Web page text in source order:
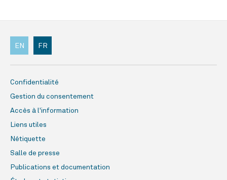
Confidentialité
Gestion du consentement
Accès à l'information
Liens utiles
Nétiquette
Salle de presse
Publications et documentation
EN FR